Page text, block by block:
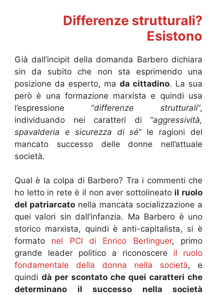
Differenze strutturali?
Esistono
Già dall’incipit della domanda Barbero dichiara
sin da subito che non sta esprimendo una
posizione da esperto, ma da cittadino. La sua
però è una formazione marxista e quindi usa
l’espressione “differenze strutturali“,
individuando nei caratteri di “aggressività,
spavalderia e sicurezza di sé” le ragioni del
mancato successo delle donne nell’attuale
società.
Qual è la colpa di Barbero? Tra i commenti che
ho letto in rete è il non aver sottolineato il ruolo
del patriarcato nella mancata socializzazione a
quei valori sin dall’infanzia. Ma Barbero è uno
storico marxista, quindi è anti-capitalista, si è
formato nel PCI di Enrico Berlinguer, primo
grande leader politico a riconoscere il ruolo
fondamentale della donna nella società, e
quindi dà per scontato che quei caratteri che
determinano il successo nella società